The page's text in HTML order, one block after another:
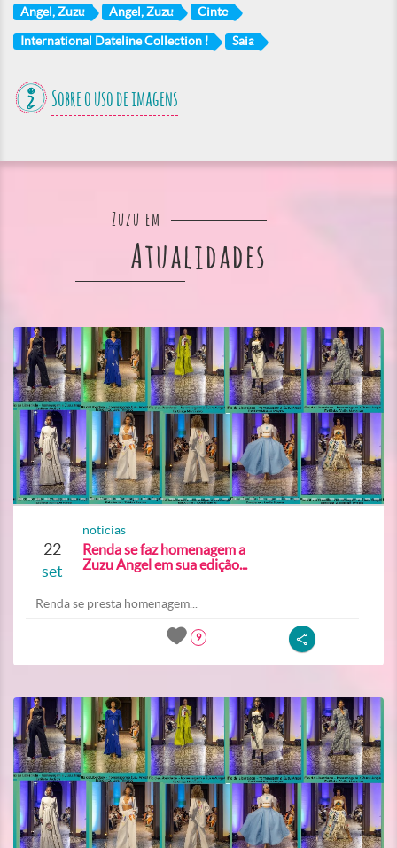
Angel, Zuzu Angel, Zuzu Cinto
International Dateline Collection I Saia
Sobre o uso de imagens
Zuzu em
Atualidades
22
set
noticias
Renda se faz homenagem a
Zuzu Angel em sua edição...
Renda se presta homenagem...
9